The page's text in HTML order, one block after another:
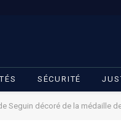
SÉCURITÉ
Seguin décoré de la médaille